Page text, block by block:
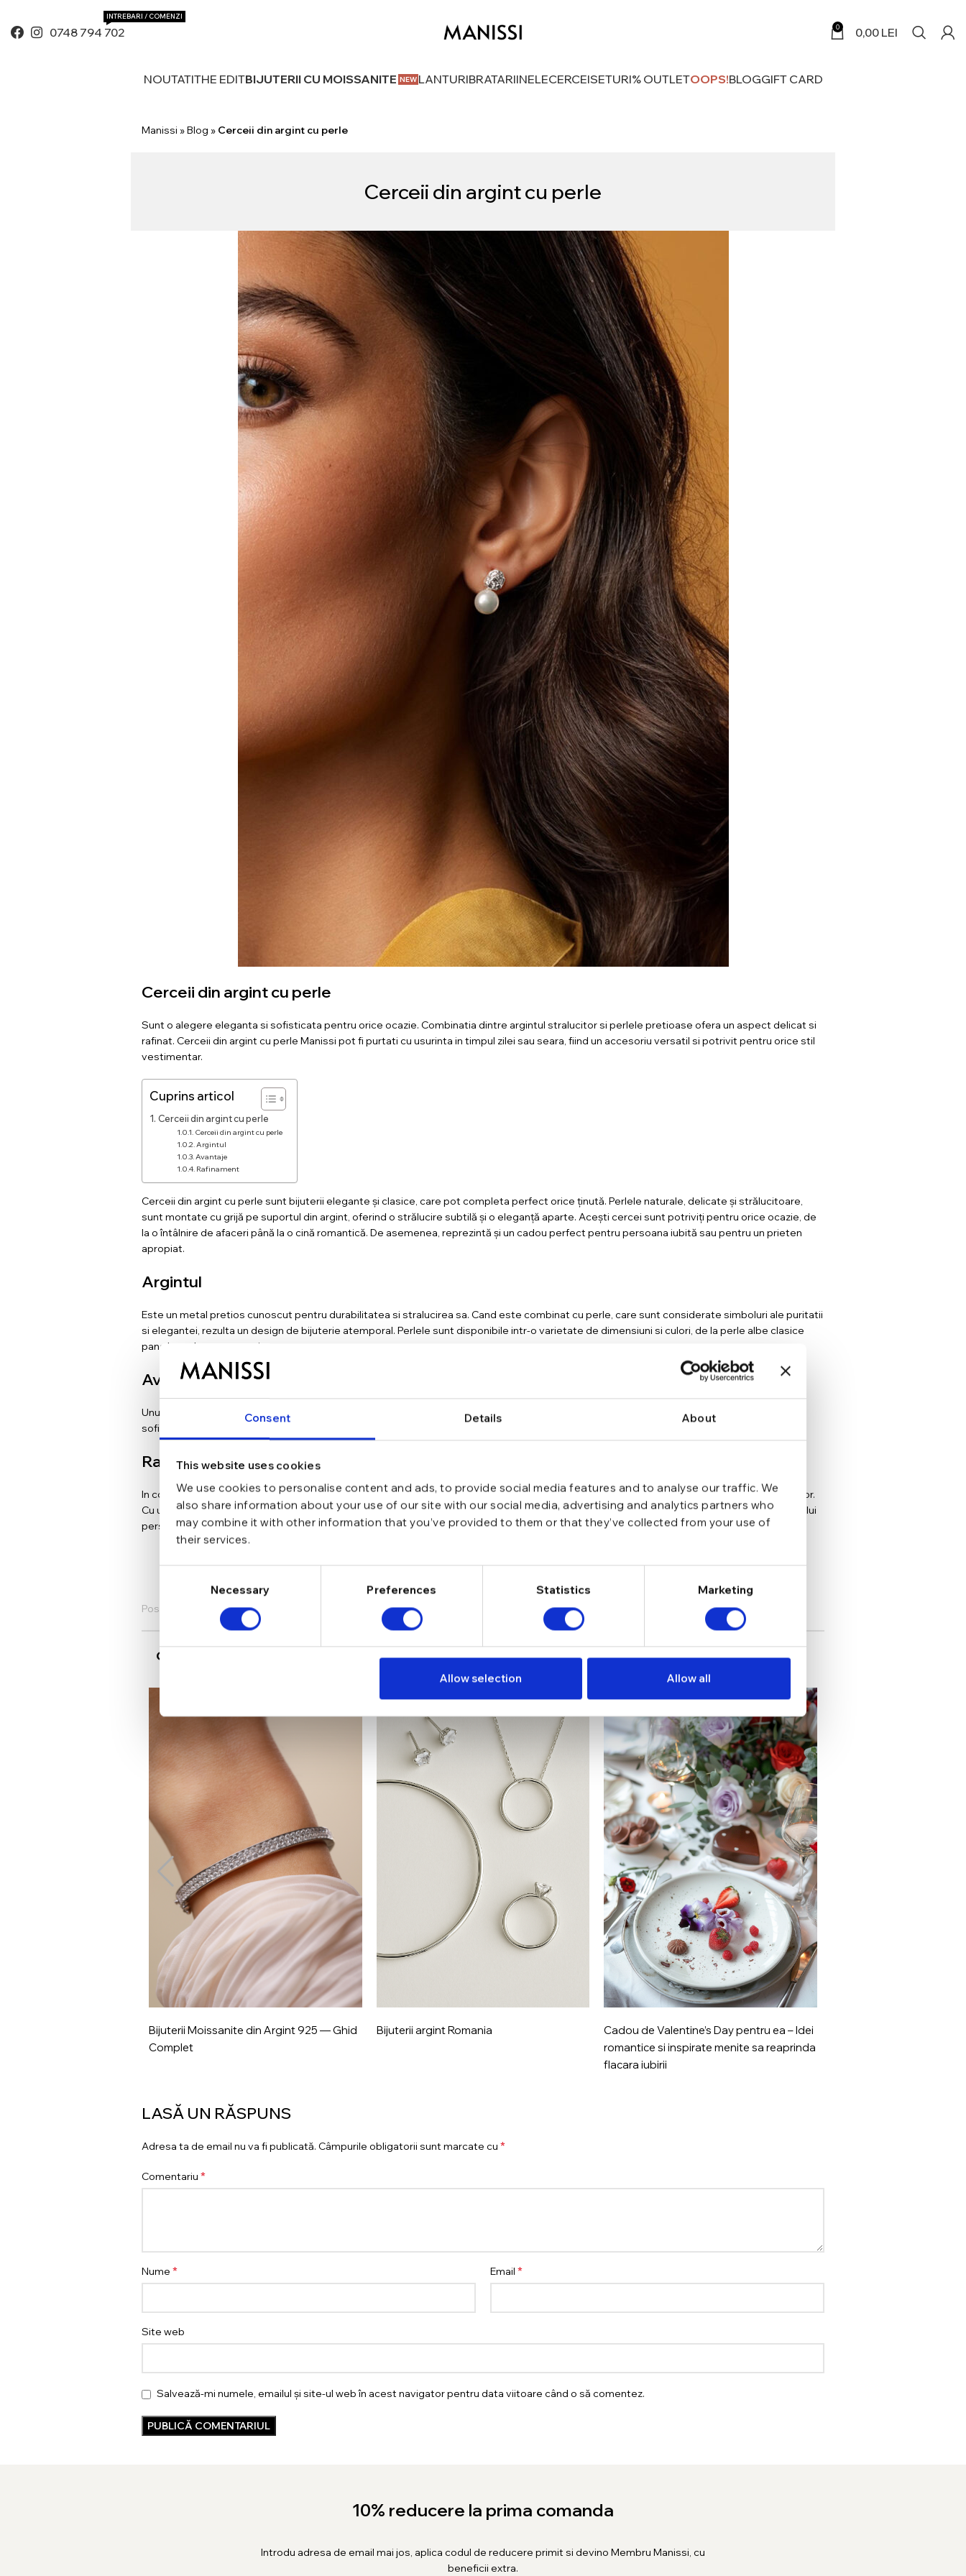
Consent Details About
This website uses cookies
We use cookies to personalise content and ads, to provide social media features and to analyse our traffic. We
also share information about your use of our site with our social media, advertising and analytics partners who
may combine it with other information that you’ve provided to them or that they’ve collected from your use of
their services.
Necessary Preferences Statistics Marketing
Allow selection Allow all
0748 794 702
INTREBARI / COMENZI
0
0,00 LEI
NOUTATITHE EDITBIJUTERII CU MOISSANITE LANTURIBRATARIINELECERCEISETURI% OUTLETOOPS!BLOGGIFT CARD
Manissi »Blog » Cerceii din argint cu perle
Cerceii din argint cu perle
Cerceii din argint cu perle
Sunt o alegere eleganta si sofisticata pentru orice ocazie. Combinatia dintre argintul stralucitor si perlele pretioase ofera un aspect delicat si
rafinat. Cerceii din argint cu perle Manissi pot fi purtati cu usurinta in timpul zilei sau seara, fiind un accesoriu versatil si potrivit pentru orice stil
vestimentar.
Cuprins articol
Cerceii din argint cu perle
Cerceii din argint cu perle
Argintul
Avantaje
Rafinament
Cerceii din argint cu perle sunt bijuterii elegante și clasice, care pot completa perfect orice ținută. Perlele naturale, delicate și strălucitoare,
sunt montate cu grijă pe suportul din argint, oferind o strălucire subtilă și o eleganță aparte. Acești cercei sunt potriviți pentru orice ocazie, de
la o întâlnire de afaceri până la o cină romantică. De asemenea, reprezintă și un cadou perfect pentru persoana iubită sau pentru un prieten
apropiat.
Argintul
Este un metal pretios cunoscut pentru durabilitatea si stralucirea sa. Cand este combinat cu perle, care sunt considerate simboluri ale puritatii
si elegantei, rezulta un design de bijuterie atemporal. Perlele sunt disponibile intr-o varietate de dimensiuni si culori, de la perle albe clasice
pana la perle negre exotice.
Avantaje
Unul dintre avantajele purtarii cerceilor din argint cu perle este ca acestia pot fi asortati cu alte bijuterii din argint oferind astfel un aspect
sofisticat. In plus, acestia pot fi purtati in combinatie cu diverse tinute, de la cele mai casual pana la cele mai formale.
Rafinament
In concluzie, cerceii din argint cu perle Manissi sunt o alegere excelenta pentru oricine doreste sa adauge un element sofisticat la tinutele lor.
Cu un design clasic si atemporal, acesti cercei pot fi purtati cu incredere in orice ocazie si vor adauga un plus de eleganta si rafinament stilului
personal.
Postat de A Ignat la aprilie 25, 2023
Citește și...
Bijuterii Moissanite din Argint 925 — Ghid
Complet
Bijuterii argint Romania
Cadou de Valentine’s Day pentru ea – Idei
romantice si inspirate menite sa reaprinda
flacara iubirii
LASĂ UN RĂSPUNS
Adresa ta de email nu va fi publicată. Câmpurile obligatorii sunt marcate cu *
Comentariu *
Nume * Email *
Site web
Salvează-mi numele, emailul și site-ul web în acest navigator pentru data viitoare când o să comentez.
10% reducere la prima comanda
Introdu adresa de email mai jos, aplica codul de reducere primit si devino Membru Manissi, cu
beneficii extra.